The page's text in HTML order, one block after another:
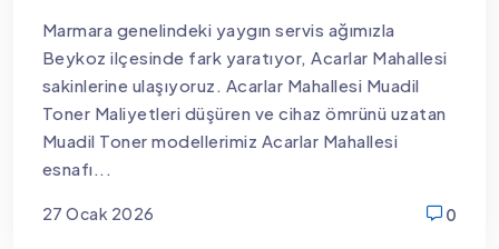
Marmara genelindeki yaygın servis ağımızla
Beykoz ilçesinde fark yaratıyor, Acarlar Mahallesi
sakinlerine ulaşıyoruz. Acarlar Mahallesi Muadil
Toner Maliyetleri düşüren ve cihaz ömrünü uzatan
Muadil Toner modellerimiz Acarlar Mahallesi
esnafı...
27 Ocak 2026
0